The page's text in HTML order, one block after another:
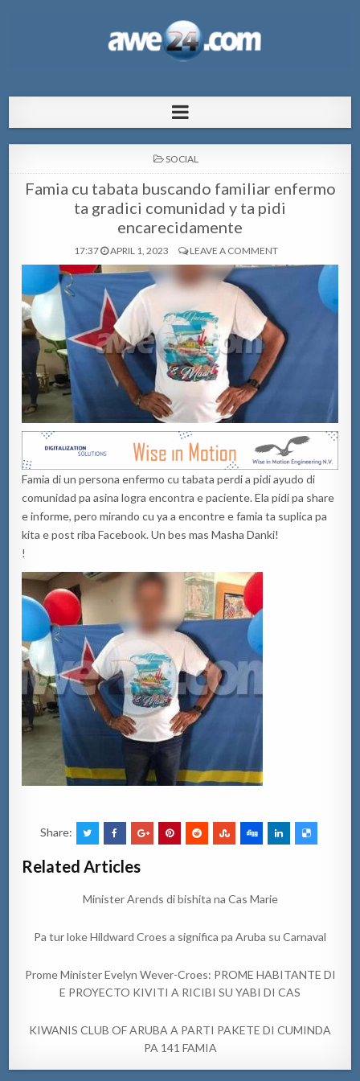
pa Aruba
POSTED
SOCIAL
Famia cu tabata buscando familiar enfermo
ta gradici comunidad y ta pidi
encarecidamente
17:37 APRIL 1, 2023 LEAVE A COMMENT
Famia di un persona enfermo cu tabata perdi a pidi ayudo di
comunidad pa asina logra encontra e paciente. Ela pidi pa share
e informe, pero mirando cu ya a encontre e famia ta suplica pa
kita e post riba Facebook. Un bes mas Masha Danki!
!
Share:
Related Articles
Minister Arends di bishita na Cas Marie
Pa tur loke Hildward Croes a significa pa Aruba su Carnaval
Prome Minister Evelyn Wever-Croes: PROME HABITANTE DI
E PROYECTO KIVITI A RICIBI SU YABI DI CAS
KIWANIS CLUB OF ARUBA A PARTI PAKETE DI CUMINDA
PA 141 FAMIA